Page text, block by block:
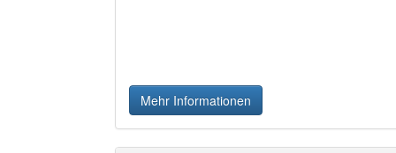
Mehr Informationen